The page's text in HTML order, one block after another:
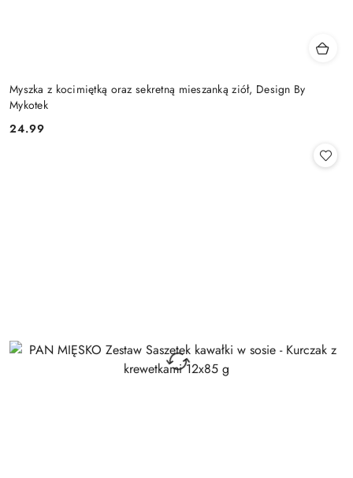
Myszka z kocimiętką oraz sekretną mieszanką ziół, Design By
Mykotek
Cena:
24.99